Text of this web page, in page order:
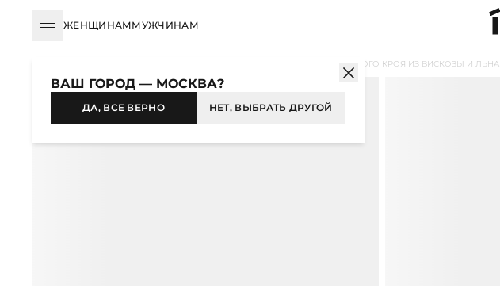
ЖЕНЩИНАММУЖЧИНАМ
ШОРТЫ СВОБОДНОГО КРОЯ ИЗ ВИСКОЗЫ И ЛЬНА
ВАШ ГОРОД — МОСКВА?
ДА, ВСЕ ВЕРНО НЕТ, ВЫБРАТЬ ДРУГОЙ